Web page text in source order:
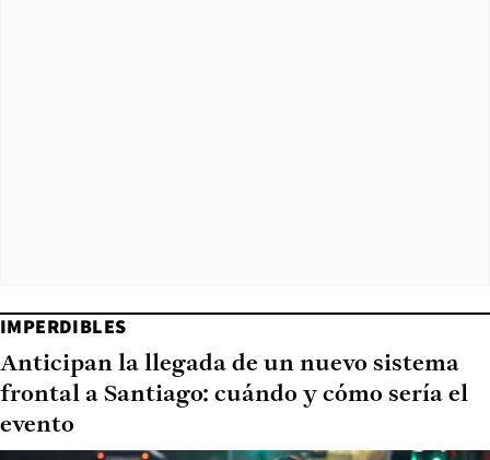
IMPERDIBLES
Anticipan la llegada de un nuevo sistema
frontal a Santiago: cuándo y cómo sería el
evento